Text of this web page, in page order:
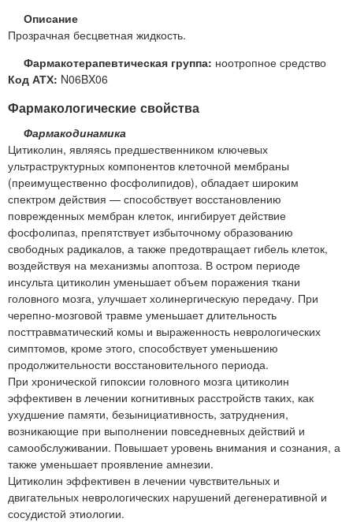
Описание
Прозрачная бесцветная жидкость.
Фармакотерапевтическая группа: ноотропное средство
Код АТХ: N06BX06
Фармакологические свойства
Фармакодинамика
Цитиколин, являясь предшественником ключевых
ультраструктурных компонентов клеточной мембраны
(преимущественно фосфолипидов), обладает широким
спектром действия — способствует восстановлению
поврежденных мембран клеток, ингибирует действие
фосфолипаз, препятствует избыточному образованию
свободных радикалов, а также предотвращает гибель клеток,
воздействуя на механизмы апоптоза. В остром периоде
инсульта цитиколин уменьшает объем поражения ткани
головного мозга, улучшает холинергическую передачу. При
черепно-мозговой травме уменьшает длительность
посттравматический комы и выраженность неврологических
симптомов, кроме этого, способствует уменьшению
продолжительности восстановительного периода.
При хронической гипоксии головного мозга цитиколин
эффективен в лечении когнитивных расстройств таких, как
ухудшение памяти, безынициативность, затруднения,
возникающие при выполнении повседневных действий и
самообслуживании. Повышает уровень внимания и сознания, а
также уменьшает проявление амнезии.
Цитиколин эффективен в лечении чувствительных и
двигательных неврологических нарушений дегенеративной и
сосудистой этиологии.